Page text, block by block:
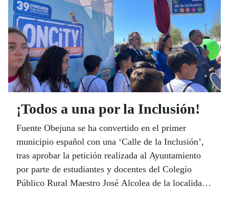
y la accesibilidad de todas las personas.
¡Todos a una por la Inclusión!
Fuente Obejuna se ha convertido en el primer
municipio español con una ‘Calle de la Inclusión’,
tras aprobar la petición realizada al Ayuntamiento
por parte de estudiantes y docentes del Colegio
Público Rural Maestro José Alcolea de la localidad.